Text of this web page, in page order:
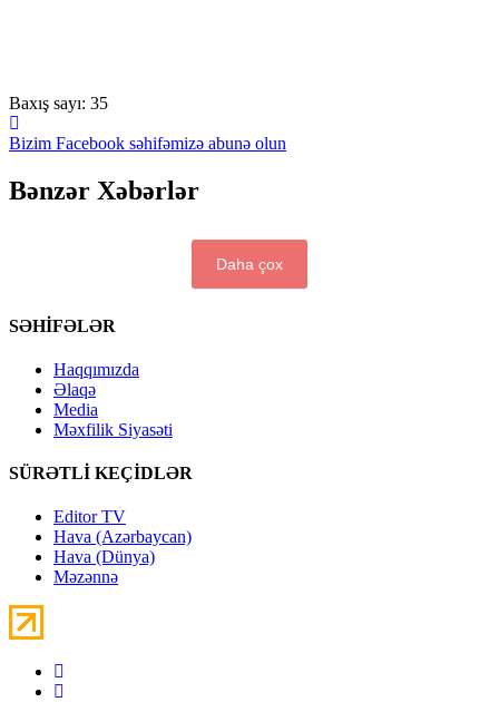
Baxış sayı: 35
Bizim Facebook səhifəmizə abunə olun
Bənzər Xəbərlər
Daha çox
SƏHİFƏLƏR
Haqqımızda
Əlaqə
Media
Məxfilik Siyasəti
SÜRƏTLİ KEÇİDLƏR
Editor TV
Hava (Azərbaycan)
Hava (Dünya)
Məzənnə